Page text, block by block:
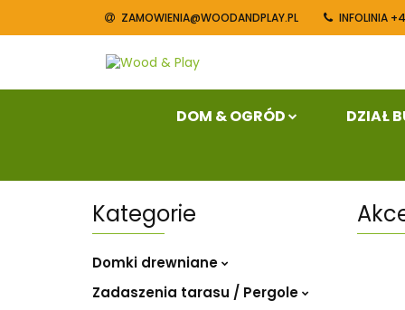
ZAMOWIENIA@WOODANDPLAY.PL INFOLINIA
DOM & OGRÓD DZIAŁ
Dom & Ogród
Blog
Kategorie
Domki drewniane
Zadaszenia tarasu / Pergole